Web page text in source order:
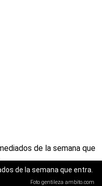
de la semana que entra.
Foto gentileza ambito.com